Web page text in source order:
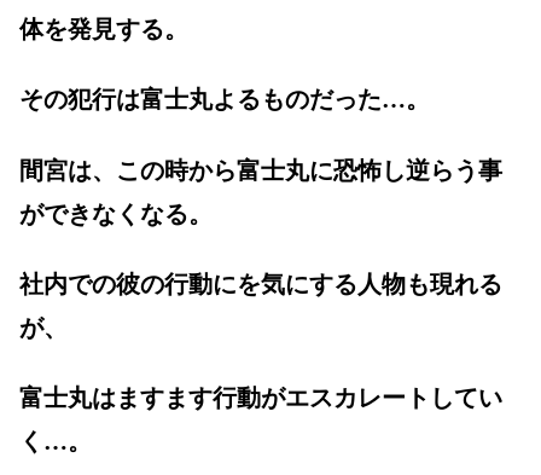
体を発見する。
その犯行は富士丸よるものだった…。
間宮は、この時から富士丸に恐怖し逆らう事
ができなくなる。
社内での彼の行動にを気にする人物も現れる
が、
富士丸はますます行動がエスカレートしてい
く…。